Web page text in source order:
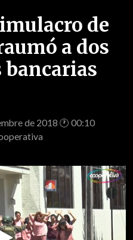
de
a dos
bancarias
de 2018 🕐 00:10